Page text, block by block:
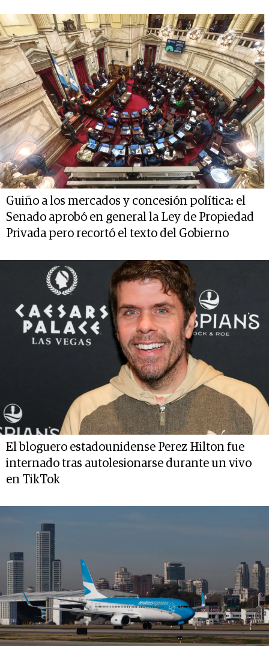
Guiño a los mercados y concesión política: el
Senado aprobó en general la Ley de Propiedad
Privada pero recortó el texto del Gobierno
El bloguero estadounidense Perez Hilton fue
internado tras autolesionarse durante un vivo
en TikTok